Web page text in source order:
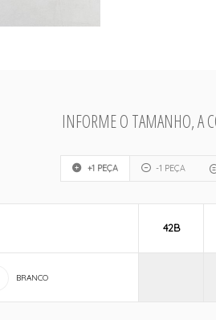
INFORME O TAMANHO, A
+1 PEÇA -1 PEÇA
BRANCO
42B